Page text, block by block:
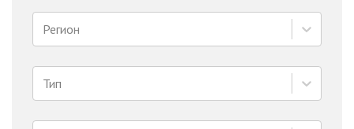
Регион
Тип